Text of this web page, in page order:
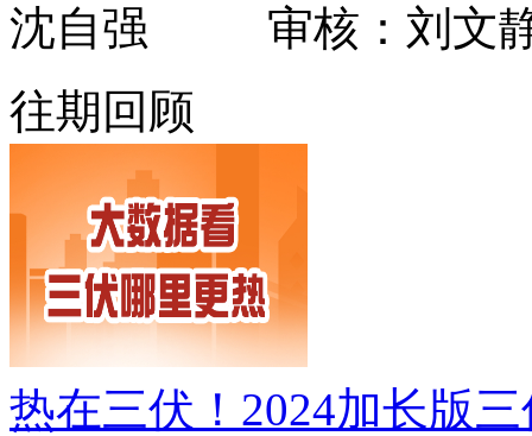
沈自强 审核：刘文
往期回顾
热在三伏！2024加长版